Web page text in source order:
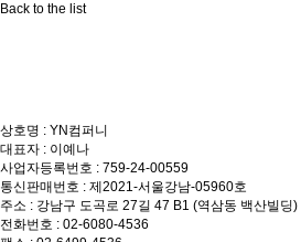
Back to the list
상호명 : YN컴퍼니
대표자 : 이예나
사업자등록번호 : 759-24-00559
통신판매번호 : 제2021-서울강남-05960호
주소 : 강남구 도곡로 27길 47 B1 (역삼동 백산빌딩)
전화번호 : 02-6080-4536